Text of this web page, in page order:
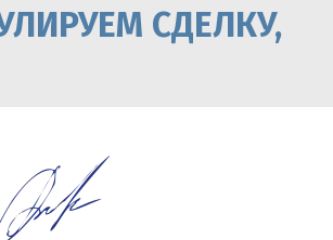
СДЕЛКУ,